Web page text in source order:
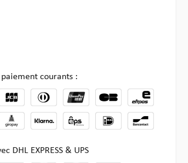
courants :
DHL EXPRESS & UPS